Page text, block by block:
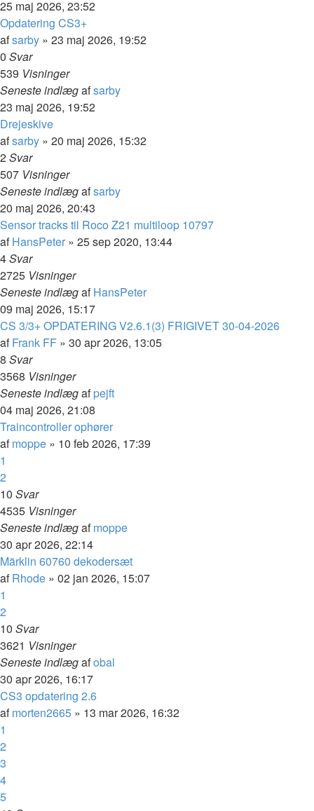
25 maj 2026, 23:52
Opdatering CS3+
afsarby » 23 maj 2026, 19:52
0 Svar
539 Visninger
Seneste indlægafsarby
23 maj 2026, 19:52
Drejeskive
afsarby » 20 maj 2026, 15:32
2Svar
507 Visninger
Seneste indlægafsarby
20 maj 2026, 20:43
Sensor tracks til Roco Z21 multiloop 10797
afHansPeter » 25 sep 2020, 13:44
4Svar
2725 Visninger
Seneste indlægafHansPeter
09 maj 2026, 15:17
CS 3/3+ OPDATERING V2.6.1(3) FRIGIVET 30-04-2026
afFrank FF » 30 apr 2026, 13:05
8 Svar
3568 Visninger
Seneste indlægafpejft
04 maj 2026, 21:08
Traincontroller ophører
afmoppe » 10 feb 2026, 17:39
1
2
10 Svar
4535 Visninger
Seneste indlægafmoppe
30 apr 2026, 22:14
Märklin 60760 dekodersæt
afRhode » 02 jan 2026, 15:07
1
2
10 Svar
3621 Visninger
Seneste indlægafobal
30 apr 2026, 16:17
CS3 opdatering 2.6
afmorten2665 » 13 mar 2026, 16:32
1
2
3
4
5